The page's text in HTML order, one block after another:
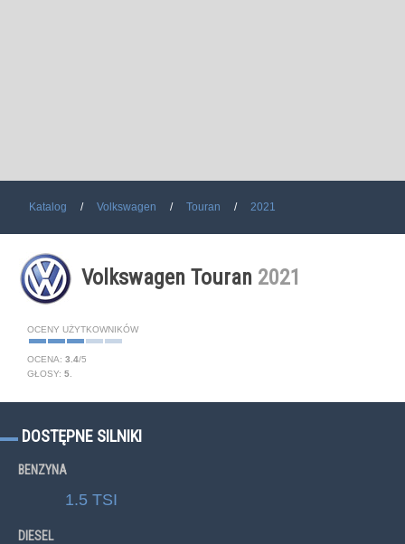
Katalog Volkswagen Touran 2021
Volkswagen Touran 2021
OCENY UŻYTKOWNIKÓW
OCENA: 3.4/5
GŁOSY: 5
DOSTĘPNE SILNIKI
BENZYNA
1.5 TSI
DIESEL